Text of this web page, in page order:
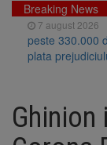
Breaking News
7 august 2026
peste 330.000
plata
sistarea plăților
Motivul: